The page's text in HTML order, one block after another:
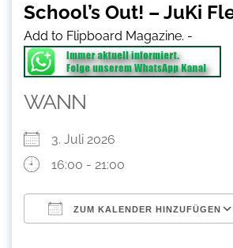
School’s Out! – JuKi
Add to Flipboard Magazine. -
WANN
3. Juli 2026
16:00 - 21:00
ZUM KALENDER HINZUFÜGEN